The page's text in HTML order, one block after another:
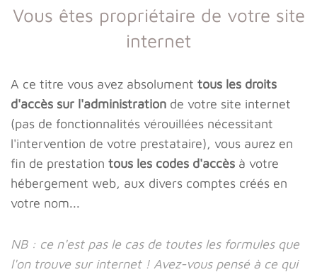
Vous êtes propriétaire de votre site
internet
A ce titre vous avez absolument tous les droits
d'accès sur l'administration de votre site internet
(pas de fonctionnalités vérouillées nécessitant
l'intervention de votre prestataire), vous aurez en
fin de prestation tous les codes d'accès à votre
hébergement web, aux divers comptes créés en
votre nom...
NB : ce n'est pas le cas de toutes les formules que
l'on trouve sur internet ! Avez-vous pensé à ce qui